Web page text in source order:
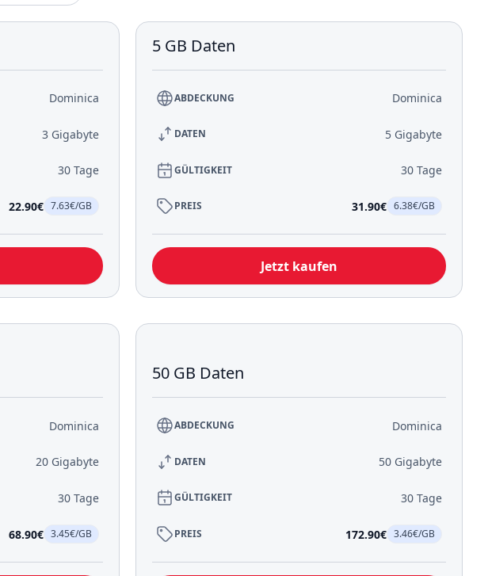
Dominica
3 Gigabyte
30 Tage
22.90€ 7.63€/GB
5 GB Daten
ABDECKUNG Dominica
DATEN 5 Gigabyte
GÜLTIGKEIT 30 Tage
PREIS 31.90€ 6.38€/GB
Jetzt kaufen
Dominica
20 Gigabyte
30 Tage
68.90€ 3.45€/GB
50 GB Daten
ABDECKUNG Dominica
DATEN 50 Gigabyte
GÜLTIGKEIT 30 Tage
PREIS 172.90€ 3.46€/GB